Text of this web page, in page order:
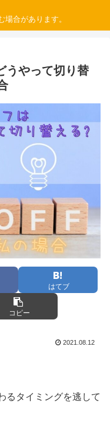
合があります。
うやって切り替
はてブ
コピー
2021.08.12
るタイミングを逃して